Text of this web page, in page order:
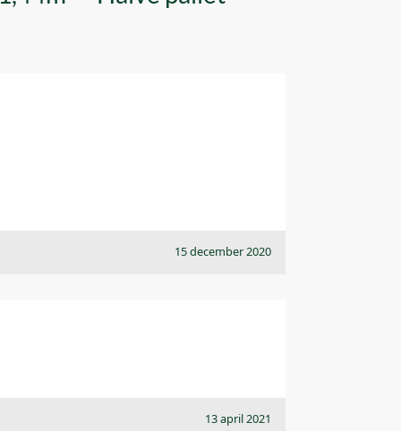
15 december 2020
13 april 2021